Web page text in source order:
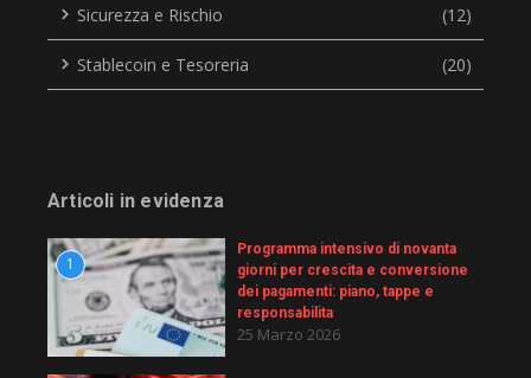
Sicurezza e Rischio (12)
Stablecoin e Tesoreria (20)
Articoli in evidenza
1
Programma intensivo di novanta
giorni per crescita e conversione
dei pagamenti: piano, tappe e
responsabilita
25 Marzo 2026